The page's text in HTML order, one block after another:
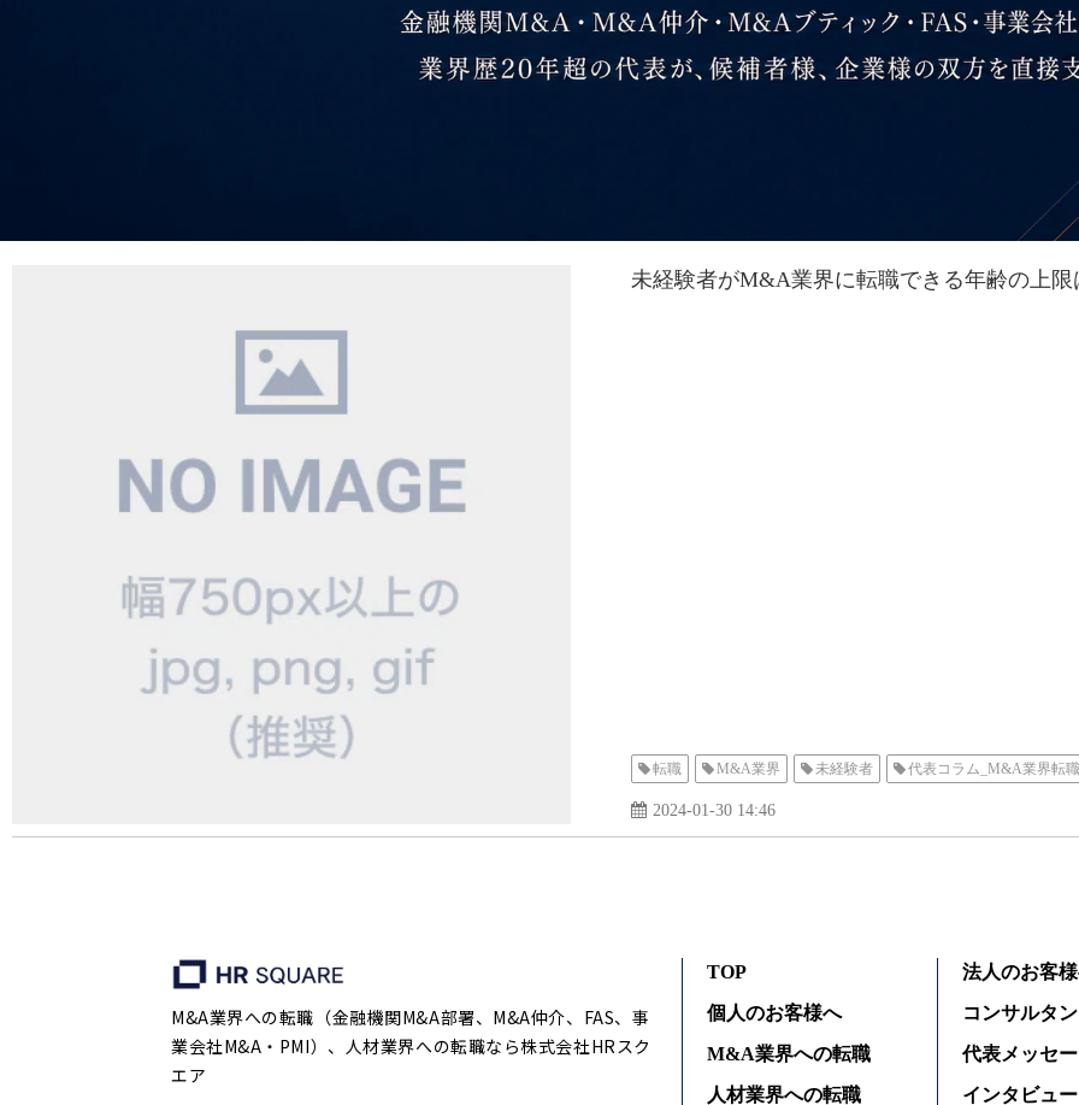
未経験者がM&A業界に転職できる年齢の上限
転職 M&A業界 未経験者 代表コラム_M&A業界転職
2024-01-30 14:46
M&A業界への転職（金融機関M&A部署、M&A仲介、FAS、事
業会社M&A・PMI）、人材業界への転職なら株式会社HRスク
エア
TOP
個人のお客様へ
M&A業界への転職
人材業界への転職
法人のお客
コンサルタ
代表メッセ
インタビュー